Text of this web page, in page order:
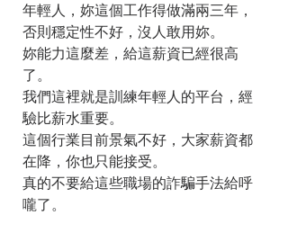
年輕人，妳這個工作得做滿兩三年，
否則穩定性不好，沒人敢用妳。
妳能力這麼差，給這薪資已經很高
了。
我們這裡就是訓練年輕人的平台，經
驗比薪水重要。
這個行業目前景氣不好，大家薪資都
在降，你也只能接受。
真的不要給這些職場的詐騙手法給呼
嚨了。